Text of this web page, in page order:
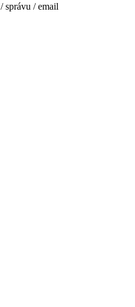
/správu /email